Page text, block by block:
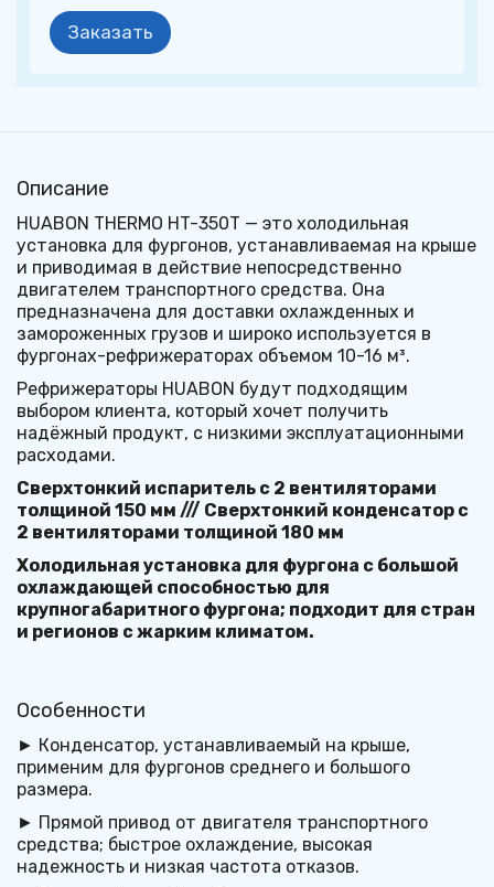
Заказать
Описание
HUABON THERMO HT-350T — это холодильная
установка для фургонов, устанавливаемая на крыше
и приводимая в действие непосредственно
двигателем транспортного средства. Она
предназначена для доставки охлажденных и
замороженных грузов и широко используется в
фургонах-рефрижераторах объемом 10-16 м³.
Рефрижераторы HUABON будут подходящим
выбором клиента, который хочет получить
надёжный продукт, с низкими эксплуатационными
расходами.
Сверхтонкий испаритель с 2 вентиляторами
толщиной 150 мм /// Сверхтонкий конденсатор с
2 вентиляторами толщиной 180 мм
Холодильная установка для фургона с большой
охлаждающей способностью для
крупногабаритного фургона; подходит для стран
и регионов с жарким климатом.
Особенности
► Конденсатор, устанавливаемый на крыше,
применим для фургонов среднего и большого
размера.
► Прямой привод от двигателя транспортного
средства; быстрое охлаждение, высокая
надежность и низкая частота отказов.